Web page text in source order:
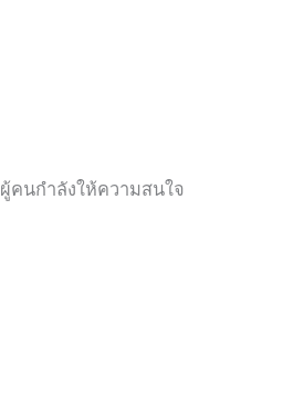
ผู้คนกำลังให้ความสนใจ